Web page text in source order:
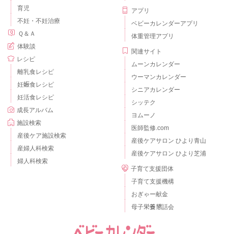
育児
不妊・不妊治療
Ｑ＆Ａ
体験談
レシピ
離乳食レシピ
妊娠食レシピ
妊活食レシピ
成長アルバム
施設検索
産後ケア施設検索
産婦人科検索
婦人科検索
アプリ
ベビーカレンダーアプリ
体重管理アプリ
関連サイト
ムーンカレンダー
ウーマンカレンダー
シニアカレンダー
シッテク
ヨムーノ
医師監修.com
産後ケアサロン ひより青山
産後ケアサロン ひより芝浦
子育て支援団体
子育て支援機構
おぎゃー献金
母子栄養懇話会